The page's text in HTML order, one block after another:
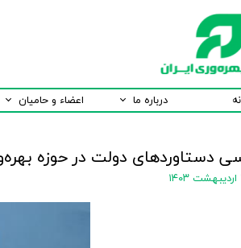
درباره ما اعضاء و حامیان
دستاوردهای دولت در حوزه